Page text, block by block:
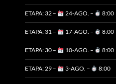
ETAPA: 32 – 24-AGO. – 8:00
ETAPA: 31 – 17-AGO. – 8:00
ETAPA: 30 – 10-AGO. – 8:00
ETAPA: 29 – 3-AGO. – 8:00